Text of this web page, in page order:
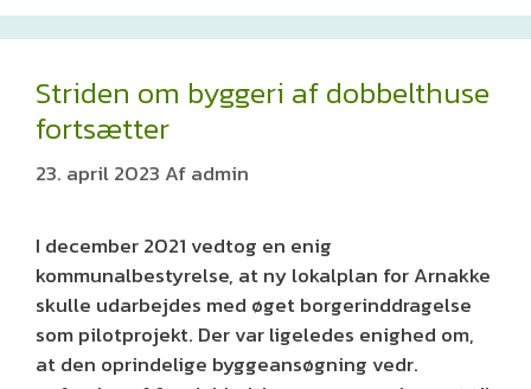
Striden om byggeri af dobbelthuse
fortsætter
23. april 2023 Afadmin
I december 2021 vedtog en enig
kommunalbestyrelse, at ny lokalplan for Arnakke
skulle udarbejdes med øget borgerinddragelse
som pilotprojekt. Der var ligeledes enighed om,
at den oprindelige byggeansøgning vedr.